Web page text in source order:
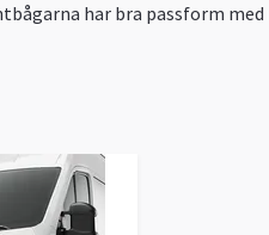
har bra passform